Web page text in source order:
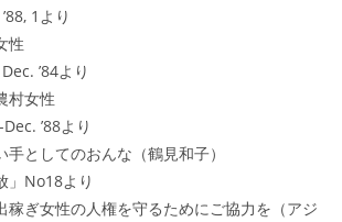
1より
性
’84より
村女性
’88より
手としてのおんな（鶴見和子）
」No18より
ぎ女性の人権を守るためにご協力を（アジ